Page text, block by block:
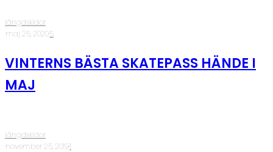
längdskidor
·maj 25, 2020·5
VINTERNS BÄSTA SKATEPASS HÄNDE I
MAJ
längdskidor
·november 25, 2019·1